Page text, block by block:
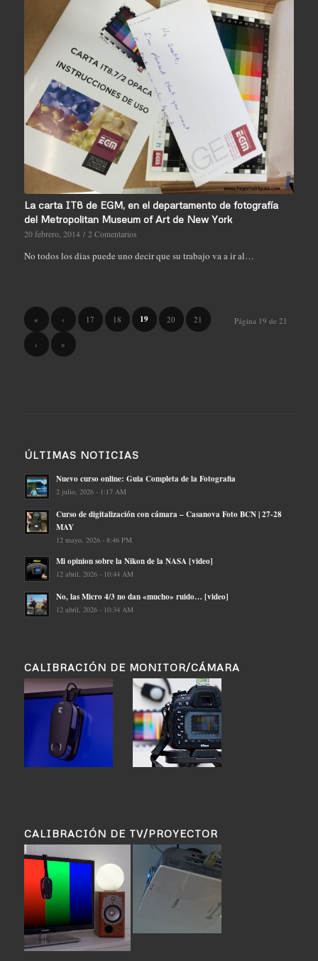
La carta IT8 de EGM, en el departamento de fotografía
del Metropolitan Museum of Art de New York
20 febrero, 2014 / 2 Comentarios
No todos los dias puede uno decir que su trabajo va a ir al…
Página 19 de 21
« ‹ 17 18 19 20 21
› »
ÚLTIMAS NOTICIAS
Nuevo curso online: Guia Completa de la Fotografia
2 julio, 2026 - 1:17 AM
Curso de digitalización con cámara – Casanova Foto BCN | 27-28
MAY
12 mayo, 2026 - 8:46 PM
Mi opinion sobre la Nikon de la NASA [video]
12 abril, 2026 - 10:44 AM
No, las Micro 4/3 no dan «mucho» ruido… [video]
12 abril, 2026 - 10:34 AM
CALIBRACIÓN DE MONITOR/CÁMARA
CALIBRACIÓN DE TV/PROYECTOR